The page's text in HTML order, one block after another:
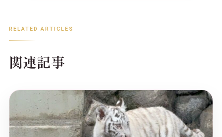
RELATED ARTICLES
関連記事